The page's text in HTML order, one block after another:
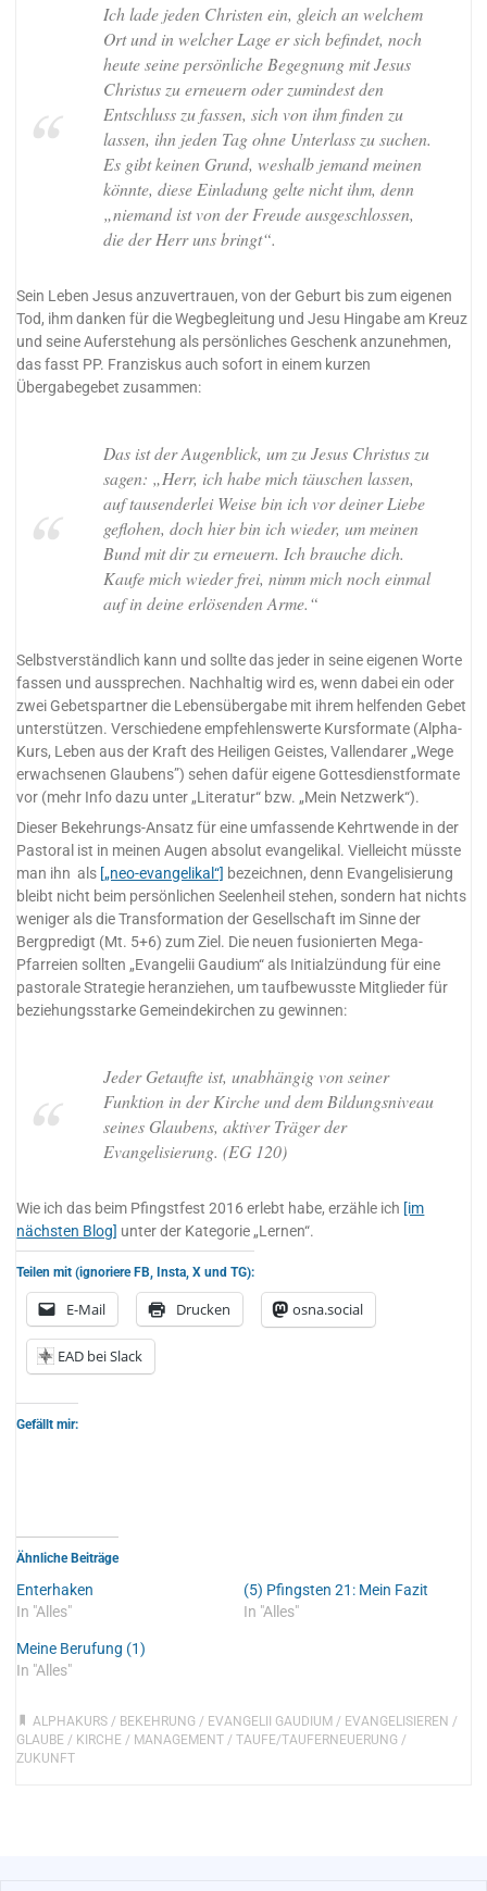
Ich lade jeden Christen ein, gleich an welchem
Ort und in welcher Lage er sich befindet, noch
heute seine persönliche Begegnung mit Jesus
Christus zu erneuern oder zumindest den
Entschluss zu fassen, sich von ihm finden zu
lassen, ihn jeden Tag ohne Unterlass zu suchen.
Es gibt keinen Grund, weshalb jemand meinen
könnte, diese Einladung gelte nicht ihm, denn
„niemand ist von der Freude ausgeschlossen,
die der Herr uns bringt“.
Sein Leben Jesus anzuvertrauen, von der Geburt bis zum eigenen
Tod, ihm danken für die Wegbegleitung und Jesu Hingabe am Kreuz
und seine Auferstehung als persönliches Geschenk anzunehmen,
das fasst PP. Franziskus auch sofort in einem kurzen
Übergabegebet zusammen:
Das ist der Augenblick, um zu Jesus Christus zu
sagen: „Herr, ich habe mich täuschen lassen,
auf tausenderlei Weise bin ich vor deiner Liebe
geflohen, doch hier bin ich wieder, um meinen
Bund mit dir zu erneuern. Ich brauche dich.
Kaufe mich wieder frei, nimm mich noch einmal
auf in deine erlösenden Arme.“
Selbstverständlich kann und sollte das jeder in seine eigenen Worte
fassen und aussprechen. Nachhaltig wird es, wenn dabei ein oder
zwei Gebetspartner die Lebensübergabe mit ihrem helfenden Gebet
unterstützen. Verschiedene empfehlenswerte Kursformate (Alpha-
Kurs, Leben aus der Kraft des Heiligen Geistes, Vallendarer „Wege
erwachsenen Glaubens”) sehen dafür eigene Gottesdienstformate
vor (mehr Info dazu unter „Literatur“ bzw. „Mein Netzwerk“).
Dieser Bekehrungs-Ansatz für eine umfassende Kehrtwende in der
Pastoral ist in meinen Augen absolut evangelikal. Vielleicht müsste
man ihn als [„neo-evangelikal“] bezeichnen, denn Evangelisierung
bleibt nicht beim persönlichen Seelenheil stehen, sondern hat nichts
weniger als die Transformation der Gesellschaft im Sinne der
Bergpredigt (Mt. 5+6) zum Ziel. Die neuen fusionierten Mega-
Pfarreien sollten „Evangelii Gaudium“ als Initialzündung für eine
pastorale Strategie heranziehen, um taufbewusste Mitglieder für
beziehungsstarke Gemeindekirchen zu gewinnen:
Jeder Getaufte ist, unabhängig von seiner
Funktion in der Kirche und dem Bildungsniveau
seines Glaubens, aktiver Träger der
Evangelisierung. (EG 120)
Wie ich das beim Pfingstfest 2016 erlebt habe, erzähle ich [im
nächsten Blog] unter der Kategorie „Lernen“.
Teilen mit (ignoriere FB, Insta, X und TG):
E-Mail Drucken osna.social
EAD bei Slack
Gefällt mir:
Ähnliche Beiträge
Enterhaken
In "Alles"
(5) Pfingsten 21: Mein Fazit
In "Alles"
Meine Berufung (1)
In "Alles"
ALPHAKURS/ BEKEHRUNG / EVANGELII GAUDIUM / EVANGELISIEREN /
GLAUBE / KIRCHE / MANAGEMENT /TAUFE/TAUFERNEUERUNG /
ZUKUNFT